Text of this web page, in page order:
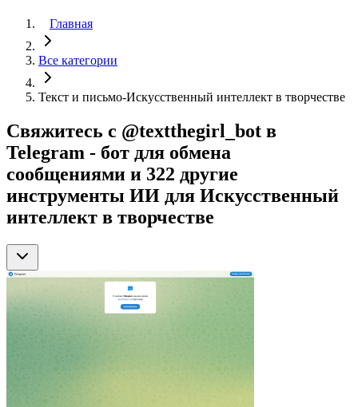
Главная
Все категории
Текст и письмо-Искусственный интеллект в творчестве
Свяжитесь с @textthegirl_bot в
Telegram - бот для обмена
сообщениями и 322 другие
инструменты ИИ для Искусственный
интеллект в творчестве